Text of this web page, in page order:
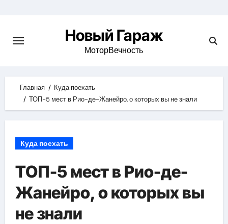
content
Новый Гараж
МоторВечность
Главная
Куда поехать
ТОП-5 мест в Рио-де-Жанейро, о которых вы не знали
Куда поехать
ТОП-5 мест в Рио-де-
Жанейро, о которых вы
не знали